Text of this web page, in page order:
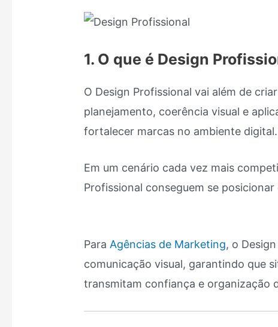
1. O que é Design
O Design Profissional vai além de
planejamento, coerência visual e
fortalecer marcas no ambiente digital.
Em um cenário cada vez mais
Profissional conseguem se
Para Agências de Marketing, o
comunicação visual, garantindo que
transmitam confiança e organização